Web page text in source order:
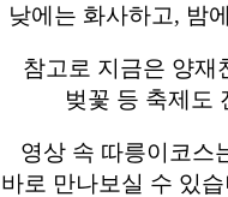
낮에는 화사하고, 밤
참고로 지금은 양재
벚꽃 등 축제도
영상 속 따릉이코스
바로 만나보실 수 있